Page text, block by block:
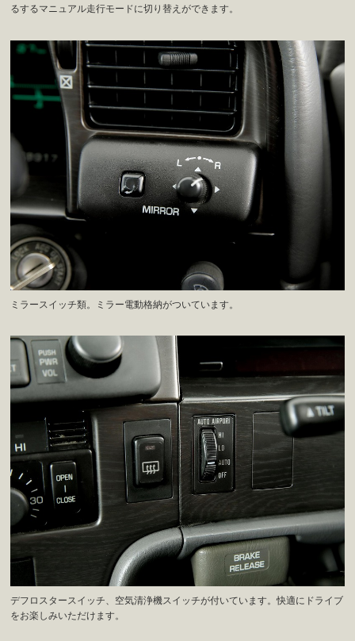
るするマニュアル走行モードに切り替えができます。
ミラースイッチ類。ミラー電動格納がついています。
デフロスタースイッチ、空気清浄機スイッチが付いています。快適にドライブ
をお楽しみいただけます。